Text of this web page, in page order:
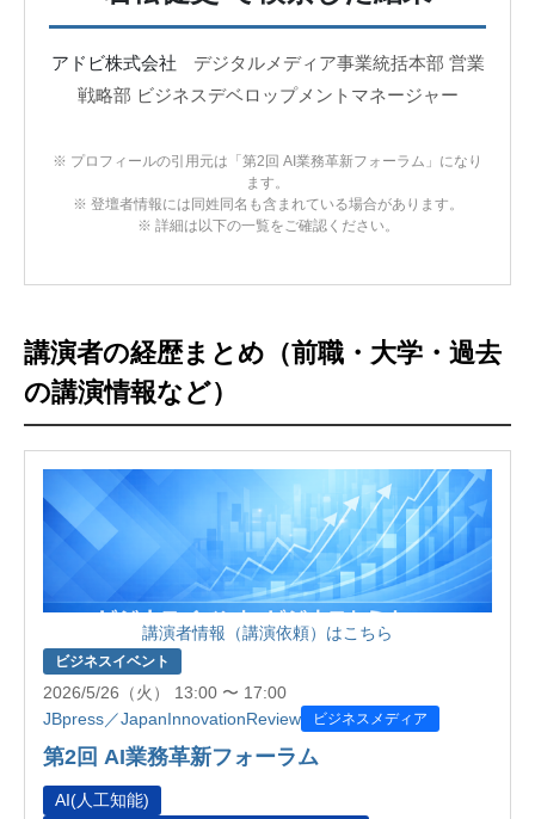
アドビ株式会社
デジタルメディア事業統括本部 営業
戦略部 ビジネスデベロップメントマネージャー
※ プロフィールの引用元は「第2回 AI業務革新フォーラム」になり
ます。
※ 登壇者情報には同姓同名も含まれている場合があります。
※ 詳細は以下の一覧をご確認ください。
講演者の経歴まとめ（前職・大学・過去
の講演情報など）
講演者情報（講演依頼）はこちら
ビジネスイベント
2026/5/26（火） 13:00 〜 17:00
JBpress／JapanInnovationReview
ビジネスメディア
第2回 AI業務革新フォーラム
AI(人工知能)